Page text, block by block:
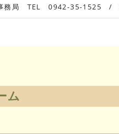
務局 TEL 0942-35-1525 /
ム